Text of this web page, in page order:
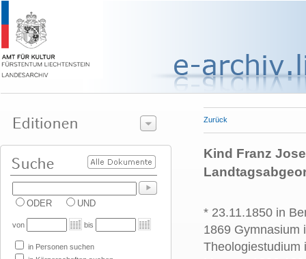
ODER UND
von bis
in Personen suchen
Zurück
Kind Franz
* 23.11.1850 in
1869 Gymnasium
Theologiestudium